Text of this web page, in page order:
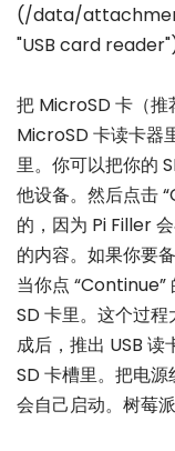
(/data/
"USB card
把 MicroSD 卡（推
MicroSD 卡读卡器
里。你可以把你的
他设备。然后点击
的，因为 Pi Filler
的内容。如果你要
当你点 “Continue”
SD 卡里。这个过
成后，推出 USB 读
SD 卡槽里。把电
会自己启动。树莓